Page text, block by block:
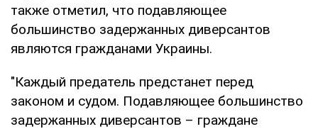
также отметил, что подавляющее
большинство задержанных диверсантов
являются гражданами Украины.
"Каждый предатель предстанет перед
законом и судом. Подавляющее большинство
задержанных диверсантов – граждане